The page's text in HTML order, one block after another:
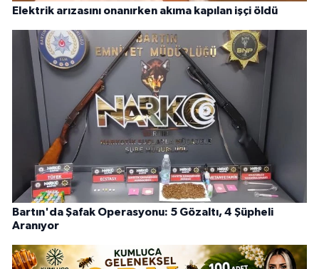
Elektrik arızasını onanırken akıma kapılan işçi öldü
Bartın'da Şafak Operasyonu: 5 Gözaltı, 4 Şüpheli
Aranıyor